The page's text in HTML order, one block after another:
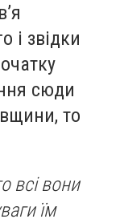
і звідки
сюди
то
всі вони
їм